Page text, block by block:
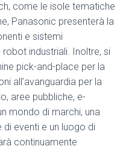
come le isole tematiche
Panasonic presenterà la
e sistemi
industriali. Inoltre, si
pick-and-place per la
all’avanguardia per la
aree pubbliche, e-
mondo di marchi, una
eventi e un luogo di
continuamente